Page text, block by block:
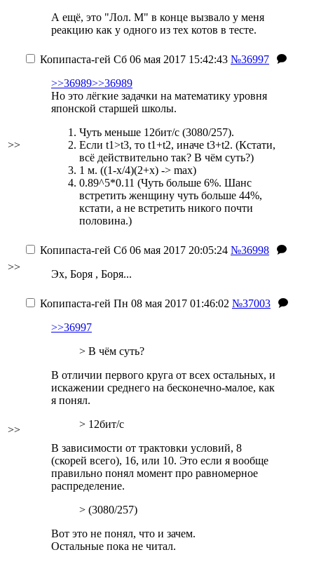
А ещё, это "Лол. М" в конце вызвало у меня
реакцию как у одного из тех котов в тесте.
>>
Копипаста-гей Сб 06 мая 2017 15:42:43 №36997
>>36989>>36989
Но это лёгкие задачки на математику уровня
японской старшей школы.
Чуть меньше 12бит/с (3080/257).
Если t1>t3, то t1+t2, иначе t3+t2. (Кстати,
всё действительно так? В чём суть?)
1 м. ((1-x/4)(2+x) -> max)
0.89^5*0.11 (Чуть больше 6%. Шанс
встретить женщину чуть больше 44%,
кстати, а не встретить никого почти
половина.)
>>
Копипаста-гей Сб 06 мая 2017 20:05:24 №36998
Эх, Боря , Боря...
>>
Копипаста-гей Пн 08 мая 2017 01:46:02 №37003
>>36997
> В чём суть?
В отличии первого круга от всех остальных, и
искажении среднего на бесконечно-малое, как
я понял.
> 12бит/с
В зависимости от трактовки условий, 8
(скорей всего), 16, или 10. Это если я вообще
правильно понял момент про равномерное
распределение.
> (3080/257)
Вот это не понял, что и зачем.
Остальные пока не читал.